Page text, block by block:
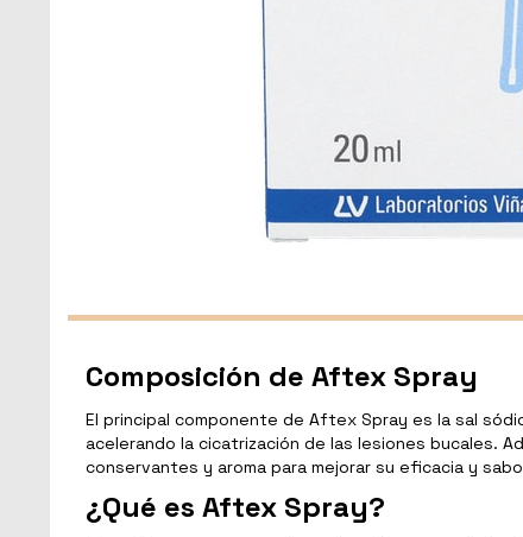
Composición de Aftex Spray
El principal componente de Aftex Spray es la sal
acelerando la cicatrización de las lesiones bucales.
conservantes y aroma para mejorar su eficacia y
¿Qué es Aftex Spray?